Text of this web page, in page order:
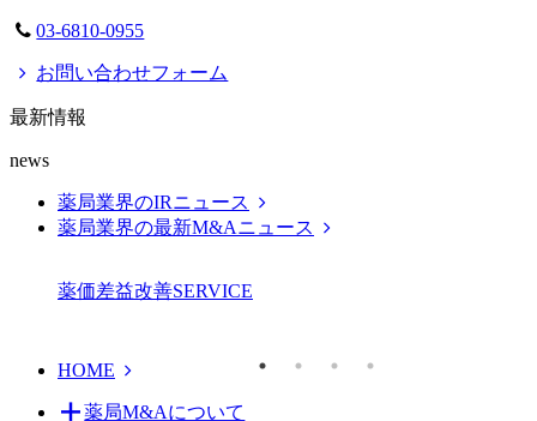
03-6810-0955
お問い合わせフォーム
最新情報
news
薬局業界のIRニュース
薬局業界の最新M&Aニュース
薬価差益改善SERVICE
HOME
薬局M&Aについて